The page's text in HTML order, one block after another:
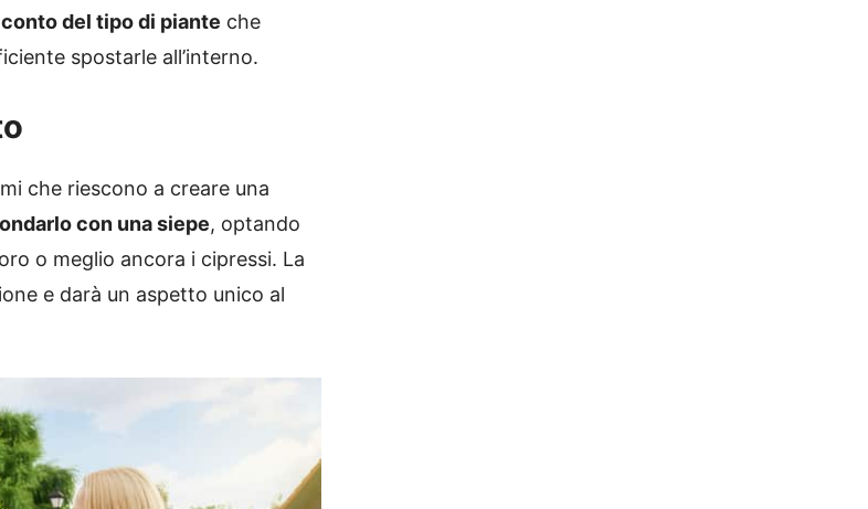
del tipo di piante che
spostarle all’interno.
che riescono a creare una
con una siepe, optando
o meglio ancora i cipressi. La
e darà un aspetto unico al